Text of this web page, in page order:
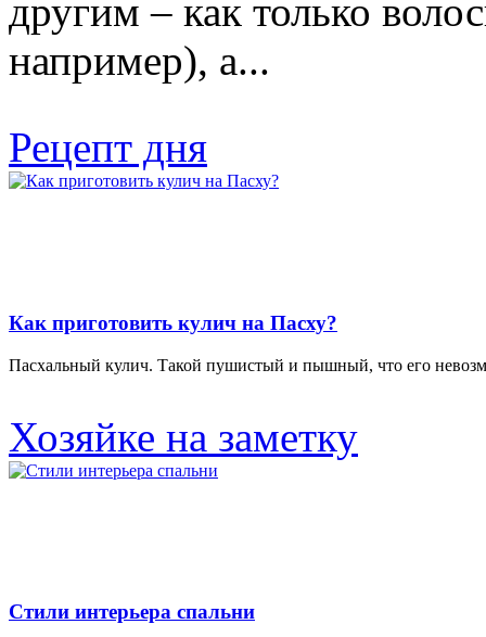
другим – как только
например), а...
Рецепт дня
Как приготовить кулич на Пасху?
Пасхальный кулич. Такой пушистый и пышный, что его
Хозяйке на заметку
Стили интерьера спальни